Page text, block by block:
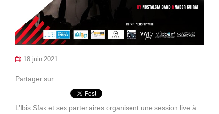
18 juin 2021
Partager sur :
L’Ibis Sfax et ses partenaires organisent une session live à